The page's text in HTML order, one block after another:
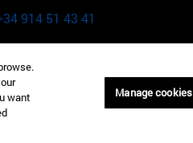
914 51 43 41
Theresia-Straße 15 81675
Alemania
89 24209790
want
Manage cookies